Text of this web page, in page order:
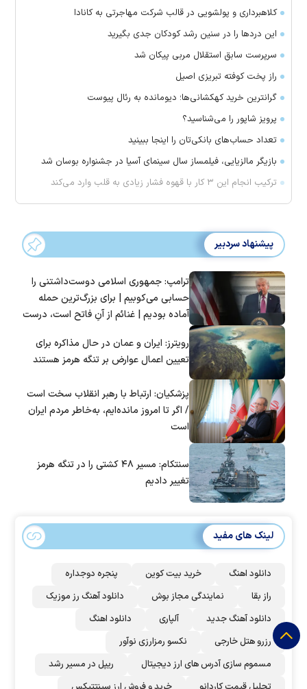
کلاهبرداری و پولشویی در قالب شرکت مهاجرتی به کانادا
این درد‌ها را در سنین رشد کودکان جدی بگیرید
سرپرست سابق استقلال مربی پیکان شد
راز پخت کوفته تبریزی اصیل
گرانترین خرید کهکشانی‌ها؛ دیومانده به رئال پیوست
پرویز شاپور را می‌شناسید؟
تعداد حساب‌های بانکی‌تان را اینجا ببینید
بازیگر مالزیایی، فیلمساز سال سینمای آسیا در جشنواره بوسان شد
ترکیب انجام این ۳ کار با قهوه فشار زیادی به قلب وارد می‌کند
پیشنهاد سردبیر
ترامپ: جمهوری اسلامی دوست‌داشتنی را
حسابی می‌کوبیم | برای بزرگ‌ترین حمله
آماده بودیم | غنائم از آنِ فاتح است، درست
رویترز: ایران و عمان در حال مذاکره برای
تعیین اعمال عوارض بر تنگه هرمز هستند
پزشکیان: ارتباط با رهبر انقلاب سخت است
/ اگر تا امروز مانده‌ایم، به‌خاطر مردم ایران
است
سنتکام: مسیر ۴۸ کشتی را در تنگه هرمز
تغییر دادیم
لینک های مفید
دانلود اهنگ خرید بیت کوین
پنجره دوجداره
راز بقا
نمایندگی مجاز بوش
دانلود آهنگ رز‌ موزیک
دانلود آهنگ جدید
آلپاری
دانلود اهنگ
رزرو هتل خارجی
نکسو رمزارزی نوآور
مسموم سازی آدرس های ارز دیجیتال
ریپل در مسیر رشد